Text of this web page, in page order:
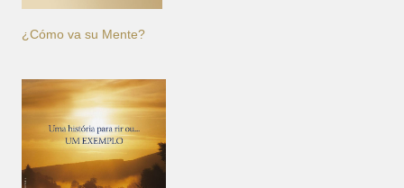
¿Cómo va su Mente?